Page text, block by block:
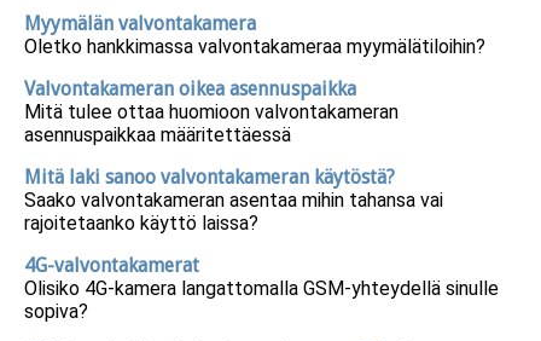
Myymälän valvontakamera
Oletko hankkimassa valvontakameraa myymälätiloihin?
Valvontakameran oikea asennuspaikka
Mitä tulee ottaa huomioon valvontakameran
asennuspaikkaa määritettäessä
Mitä laki sanoo valvontakameran käytöstä?
Saako valvontakameran asentaa mihin tahansa vai
rajoitetaanko käyttö laissa?
4G-valvontakamerat
Olisiko 4G-kamera langattomalla GSM-yhteydellä sinulle
sopiva?